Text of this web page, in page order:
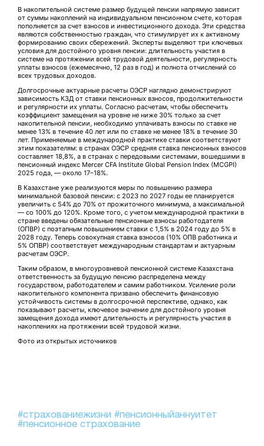
В накопительной системе размер будущей пенсии напрямую зависит
от суммы накоплений на индивидуальном пенсионном счете, которая
пополняется за счет взносов и инвестиционного дохода. Эти средства
являются собственностью граждан, что стимулирует их к активному
формированию своих сбережений. Эксперты выделяют три ключевых
условия для достойного уровня пенсии: длительность участия в
системе на протяжении всей трудовой деятельности, регулярность
уплаты взносов (ежемесячно, 12 раз в год) и полнота отчислений со
всех трудовых доходов.
Долгосрочные актуарные расчеты ОЭСР наглядно демонстрируют
зависимость КЗД от ставки пенсионных взносов, продолжительности
и регулярности их уплаты. Согласно расчетам, чтобы обеспечить
коэффициент замещения на уровне не ниже 30% только за счет
накопительной пенсии, необходимо уплачивать взносы по ставке не
менее 13% в течение 40 лет или по ставке не менее 18% в течение 30
лет. Применяемые в международной практике ставки соответствуют
этим показателям: в странах ОЭСР средняя ставка пенсионных взносов
составляет 18,8%, а в странах с передовыми системами, вошедшими в
пенсионный индекс Mercer CFA Institute Global Pension Index (MCGPI)
2025 года, — около 17–18%.
В Казахстане уже реализуются меры по повышению размера
минимальной базовой пенсии: с 2023 по 2027 годы ее планируется
увеличить с 54% до 70% от прожиточного минимума, а максимальной
— со 100% до 120%. Кроме того, с учетом международной практики в
стране введены обязательные пенсионные взносы работодателя
(ОПВР) с поэтапным повышением ставки с 1,5% в 2024 году до 5% в
2028 году. Теперь совокупная ставка взносов (10% ОПВ работника и
5% ОПВР) соответствует международным стандартам и актуарным
расчетам ОЭСР.
Таким образом, в многоуровневой пенсионной системе Казахстана
ответственность за будущую пенсию распределена между
государством, работодателем и самим работником. Усиление роли
накопительного компонента призвано обеспечить финансовую
устойчивость системы в долгосрочной перспективе, однако, как
показывают расчеты, ключевое значение для достойного уровня
замещения дохода имеют длительность и регулярность участия в
накоплениях на протяжении всей трудовой жизни.
Фото из открытых источников
#страхованиежизни #пенсионныйаннуитет
#пенсионное страхование